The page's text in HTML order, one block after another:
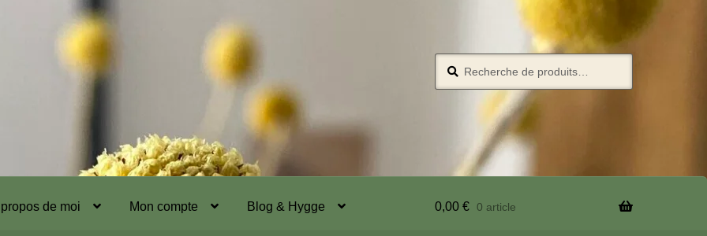
de moi Mon compte Blog & Hygge 0,00 € 0 article